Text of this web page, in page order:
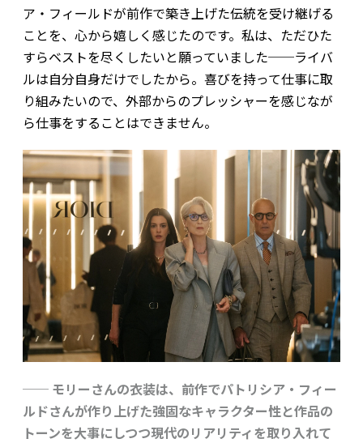
ア・フィールドが前作で築き上げた伝統を受け継げる
ことを、心から嬉しく感じたのです。私は、ただひた
すらベストを尽くしたいと願っていました──ライバ
ルは自分自身だけでしたから。喜びを持って仕事に取
り組みたいので、外部からのプレッシャーを感じなが
ら仕事をすることはできません。
── モリーさんの衣装は、前作でパトリシア・フィー
ルドさんが作り上げた強固なキャラクター性と作品の
トーンを大事にしつつ現代のリアリティを取り入れて